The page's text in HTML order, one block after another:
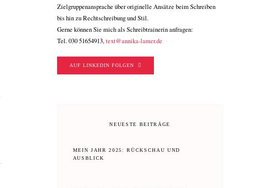
Zielgruppenansprache über originelle Ansätze beim Schreiben
bis hin zu Rechtschreibung und Stil.
Gerne können Sie mich als Schreibtrainerin anfragen:
Tel. 030 51654913,text@annika-lamer.de
AUF LINKEDIN FOLGEN
NEUESTE BEITRÄGE
MEIN JAHR 2025: RÜCKSCHAU UND
AUSBLICK